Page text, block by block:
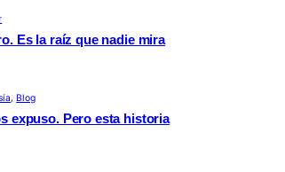
Es la raíz que nadie mira
, Blog
expuso. Pero esta historia